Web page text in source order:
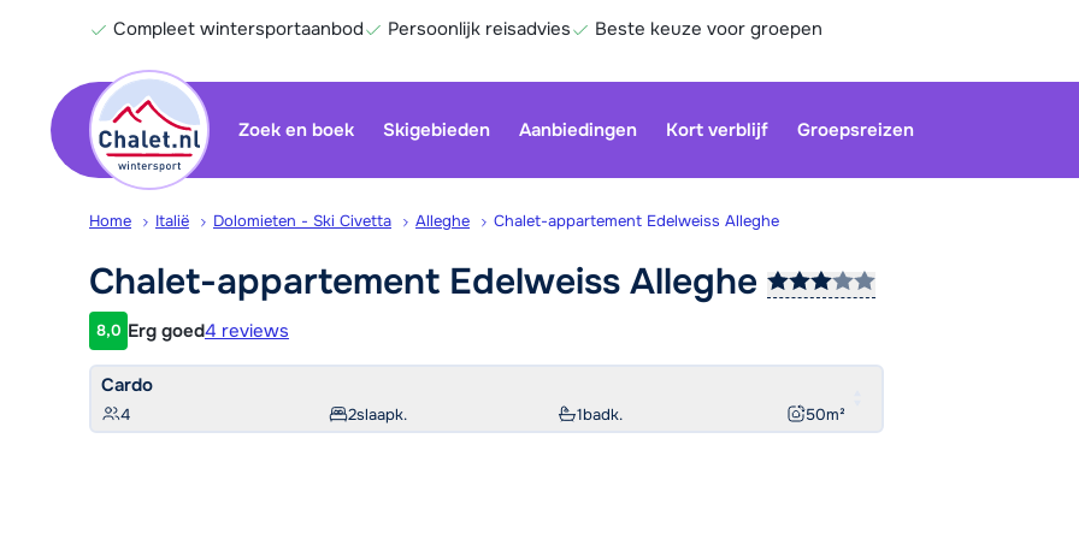
Compleet wintersportaanbod Persoonlijk reisadvies Beste keuze voor groepen
Zoek en boek Skigebieden Aanbiedingen Kort verblijf Groepsreizen
Home Italië Dolomieten - Ski Civetta Alleghe Chalet-appartement Edelweiss Alleghe
Chalet-appartement Edelweiss Alleghe
Klantwaardering
8,0 Erg goed4 reviews
Cardo
4 2slaapk. 1badk. 50m²